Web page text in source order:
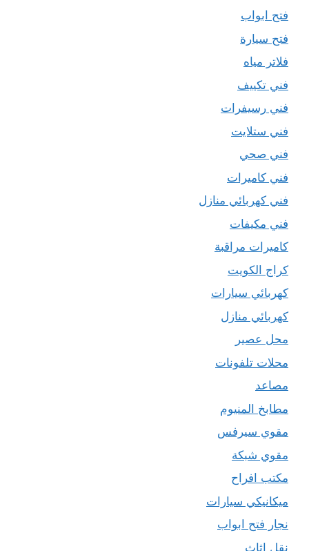
فتح ابواب
فتح سيارة
فلاتر مياه
فني تكييف
فني رسيفرات
فني ستلايت
فني صحي
فني كاميرات
فني كهربائي منازل
فني مكيفات
كاميرات مراقبة
كراج الكويت
كهربائي سيارات
كهربائي منازل
محل عصير
محلات تلفونات
مصاعد
مطابخ المنيوم
مقوي سيرفس
مقوي شبكة
مكتب افراح
ميكانيكي سيارات
نجار فتح ابواب
نقل اثاث